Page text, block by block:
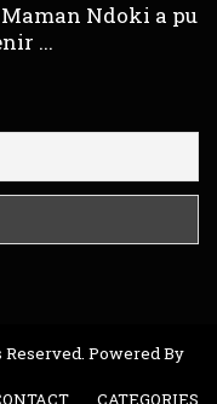
Maman Ndoki a pu
...
Powered By
CATEGORIES